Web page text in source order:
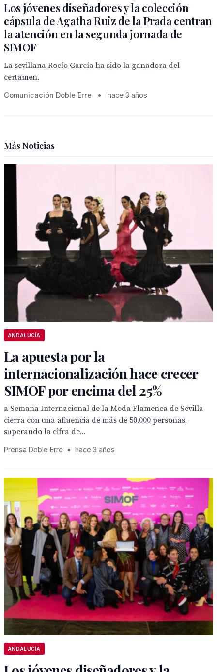
Los jóvenes diseñadores y la colección
cápsula de Agatha Ruiz de la Prada centran
la atención en la segunda jornada de
SIMOF
La sevillana Rocío García ha sido la ganadora del
certamen.
Comunicación Doble Erre • hace 3 años
Más Noticias
ANDALUCÍA
La apuesta por la
internacionalización hace crecer
SIMOF por encima del 25%
a Semana Internacional de la Moda Flamenca de Sevilla
cierra con una afluencia de más de 50.000 personas,
superando la cifra de...
Prensa Doble Erre • hace 3 años
ANDALUCÍA